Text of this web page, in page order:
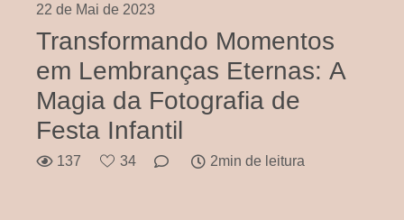
22 de Mai de 2023
Transformando Momentos
em Lembranças Eternas: A
Magia da Fotografia de
Festa Infantil
137 34 2min de leitura